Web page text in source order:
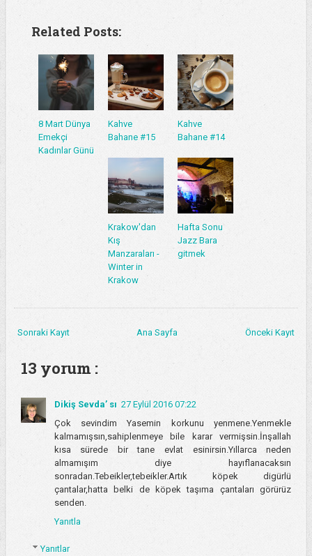
Related Posts:
8 Mart Dünya
Emekçi
Kadınlar Günü
Kahve
Bahane #15
Kahve
Bahane #14
Krakow'dan
Kış
Manzaraları -
Winter in
Krakow
Hafta Sonu
Jazz Bara
gitmek
Sonraki Kayıt Önceki Kayıt
Ana Sayfa
13 yorum :
Dikiş Sevda’ sı 27 Eylül 2016 07:22
Çok sevindim Yasemin korkunu yenmene.Yenmekle
kalmamışsın,sahiplenmeye bile karar vermişsin.İnşallah
kısa sürede bir tane evlat esinirsin.Yıllarca neden
almamışım diye hayıflanacaksın
sonradan.Tebeikler,tebeikler.Artık köpek digürlü
çantalar,hatta belki de köpek taşıma çantaları görürüz
senden.
Yanıtla
Yanıtlar